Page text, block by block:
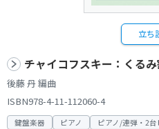
立ち
チャイコフスキー：くるみ
後藤 丹 編曲
ISBN978-4-11-112060-4
鍵盤楽器 ピアノ ピアノ/連弾・2台